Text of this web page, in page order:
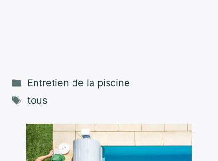
Catégories
Entretien de la piscine
Étiquettes
tous